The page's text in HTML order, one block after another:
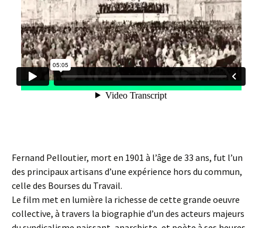
Fernand Pelloutier, mort en 1901 à l’âge de 33 ans, fut l’un
des principaux artisans d’une expérience hors du commun,
celle des Bourses du Travail.
Le film met en lumière la richesse de cette grande oeuvre
collective, à travers la biographie d’un des acteurs majeurs